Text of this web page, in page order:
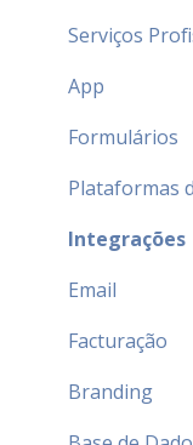
Serviços
App
Formulários
Plataformas
Integrações
Email
Facturação
Branding